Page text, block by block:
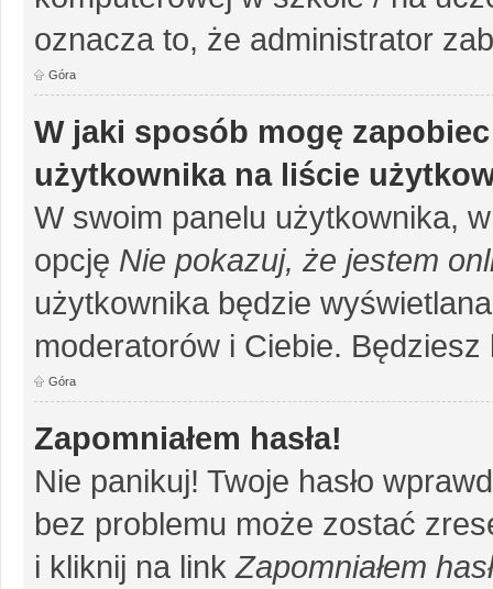
oznacza to, że administrator
Góra
W jaki sposób mogę
użytkownika na liście
W swoim panelu użytkownika,
opcję Nie pokazuj, że jestem
użytkownika będzie
moderatorów i Ciebie.
Góra
Zapomniałem hasła!
Nie panikuj! Twoje hasło
bez problemu może zostać
i kliknij na link Zapomniałem